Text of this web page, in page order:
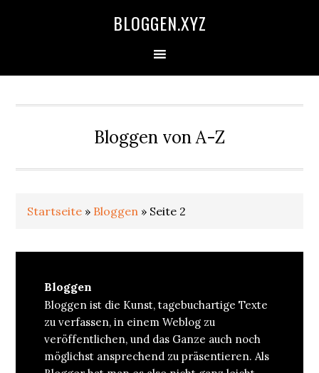
BLOGGEN.XYZ
Bloggen von A-Z
Startseite » Bloggen » Seite 2
Bloggen
Bloggen ist die Kunst, tagebuchartige Texte
zu verfassen, in einem Weblog zu
veröffentlichen, und das Ganze auch noch
möglichst ansprechend zu präsentieren. Als